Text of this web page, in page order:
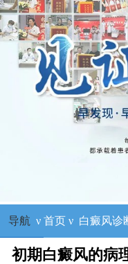
导航 ν 首页ν 白癜风诊
初期白癜风的病